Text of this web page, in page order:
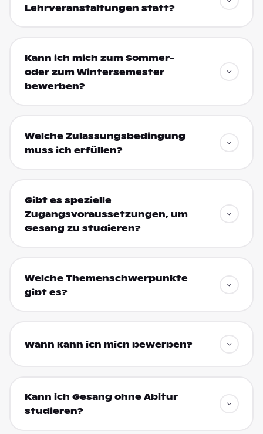
Lehrveranstaltungen statt?
Kann ich mich zum Sommer-
oder zum Wintersemester
bewerben?
Welche Zulassungsbedingung
muss ich erfüllen?
Gibt es spezielle
Zugangsvoraussetzungen, um
Gesang zu studieren?
Welche Themenschwerpunkte
gibt es?
Wann kann ich mich bewerben?
Kann ich Gesang ohne Abitur
studieren?